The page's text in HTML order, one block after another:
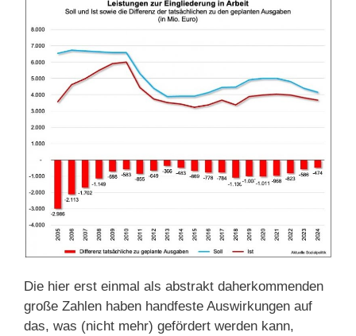
Die hier erst einmal als abstrakt daherkommenden
große Zahlen haben handfeste Auswirkungen auf
das, was (nicht mehr) gefördert werden kann,